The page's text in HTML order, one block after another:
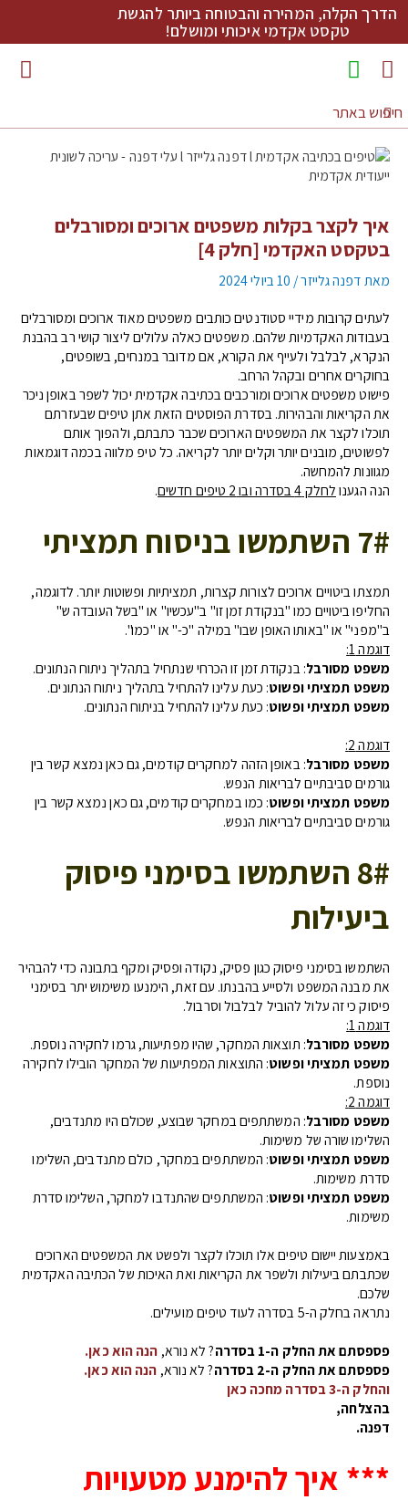
הדרך הקלה, המהירה והבטוחה ביותר להגשת
טקסט אקדמי איכותי ומושלם!
איך לקצר בקלות משפטים ארוכים ומסורבלים
בטקסט האקדמי [חלק 4]
מאת דפנה גלייזר/ 10 ביולי 2024
לעתים קרובות מידיי סטודנטים כותבים משפטים מאוד ארוכים ומסורבלים
בעבודות האקדמיות שלהם. משפטים כאלה עלולים ליצור קושי רב בהבנת
הנקרא, לבלבל ולעייף את הקורא, אם מדובר במנחים, בשופטים,
בחוקרים אחרים ובקהל הרחב.
פישוט משפטים ארוכים ומורכבים בכתיבה אקדמית יכול לשפר באופן ניכר
את הקריאות והבהירות. בסדרת הפוסטים הזאת אתן טיפים שבעזרתם
תוכלו לקצר את המשפטים הארוכים שכבר כתבתם, ולהפוך אותם
לפשוטים, מובנים יותר וקלים יותר לקריאה. כל טיפ מלווה בכמה דוגמאות
מגוונות להמחשה.
הנה הגענו לחלק 4 בסדרה ובו 2 טיפים חדשים .
7# השתמשו בניסוח תמציתי
תמצתו ביטויים ארוכים לצורות קצרות, תמציתיות ופשוטות יותר. לדוגמה,
החליפו ביטויים כמו "בנקודת זמן זו" ב"עכשיו" או "בשל העובדה ש"
ב"מפני" או "באותו האופן שבו" במילה "כ-" או "כמו".
דוגמה 1:
משפט מסורבל: בנקודת זמן זו הכרחי שנתחיל בתהליך ניתוח הנתונים.
משפט תמציתי ופשוט: כעת עלינו להתחיל בתהליך ניתוח הנתונים.
משפט תמציתי ופשוט: כעת עלינו להתחיל בניתוח הנתונים.
דוגמה 2:
משפט מסורבל: באופן הזהה למחקרים קודמים, גם כאן נמצא קשר בין
גורמים סביבתיים לבריאות הנפש.
משפט תמציתי ופשוט: כמו במחקרים קודמים, גם כאן נמצא קשר בין
גורמים סביבתיים לבריאות הנפש.
8# השתמשו בסימני פיסוק
ביעילות
השתמשו בסימני פיסוק כגון פסיק, נקודה ופסיק ומקף בתבונה כדי להבהיר
את מבנה המשפט ולסייע בהבנתו. עם זאת, הימנעו משימוש יתר בסימני
פיסוק כי זה עלול להוביל לבלבול וסרבול.
דוגמה 1:
משפט מסורבל: תוצאות המחקר, שהיו מפתיעות, גרמו לחקירה נוספת.
משפט תמציתי ופשוט: התוצאות המפתיעות של המחקר הובילו לחקירה
נוספת.
דוגמה 2:
משפט מסורבל: המשתתפים במחקר שבוצע, שכולם היו מתנדבים,
השלימו שורה של משימות.
משפט תמציתי ופשוט: המשתתפים במחקר, כולם מתנדבים, השלימו
סדרת משימות.
משפט תמציתי ופשוט: המשתתפים שהתנדבו למחקר, השלימו סדרת
משימות.
באמצעות יישום טיפים אלו תוכלו לקצר ולפשט את המשפטים הארוכים
שכתבתם ביעילות ולשפר את הקריאות ואת האיכות של הכתיבה האקדמית
שלכם.
נתראה בחלק ה-5 בסדרה לעוד טיפים מועילים.
פספסתם את החלק ה-1 בסדרה ? לא נורא, הנה הוא כאן.
פספסתם את החלק ה-2 בסדרה
? לא נורא, הנה הוא כאן.
והחלק ה-3 בסדרה מחכה כאן
בהצלחה,
דפנה.
*** איך להימנע מטעויות